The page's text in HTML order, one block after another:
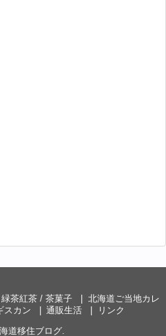
緑茶紅茶 / 茶菓子
北海道ご当地カレ
スカン 通販生活
リンク
道移住ブログ